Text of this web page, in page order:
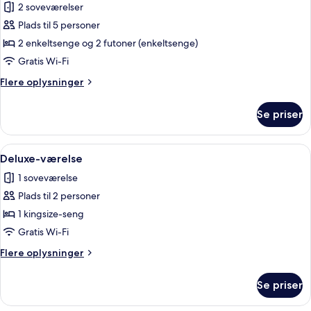
Junior-
suite
2 soveværelser
Plads til 5 personer
2 enkeltsenge og 2 futoner (enkeltsenge)
Gratis Wi-Fi
Flere oplysninger
Flere
suite
Se priser
Indlæs
alle
billeder
af
Deluxe-
værelse
Et hotelværelse med seng,
5
Deluxe-værelse
1 soveværelse
Plads til 2 personer
1 kingsize-seng
Gratis Wi-Fi
Flere oplysninger
Flere
værelse
Se priser